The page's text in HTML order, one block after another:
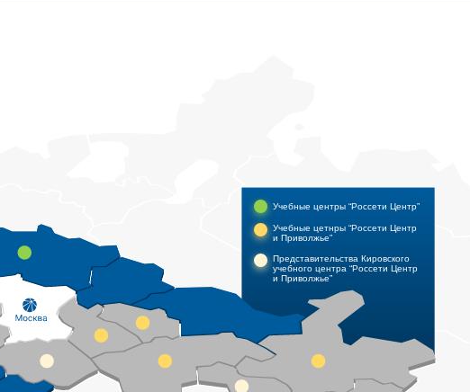
Учебные центры “Россети Центр”
Учебные цетнры “Россети Центр
и Приволжье”
Представительства Кировского
учебного центра “Россети Центр
и Приволжье”